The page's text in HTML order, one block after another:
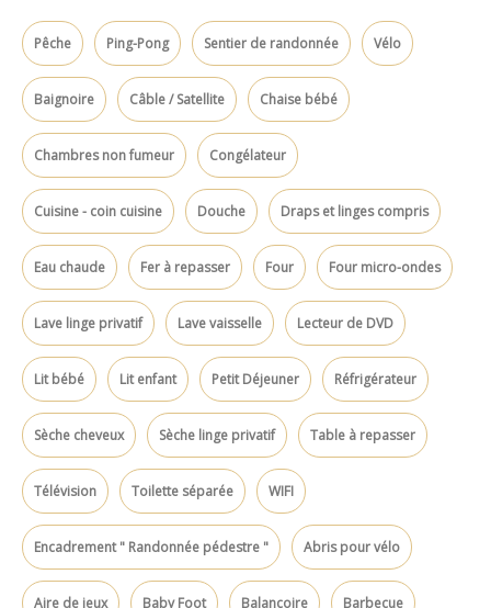
Pêche Ping-Pong Sentier de randonnée Vélo
Baignoire Câble / Satellite Chaise bébé
Chambres non fumeur Congélateur
Cuisine - coin cuisine Douche Draps et linges compris
Eau chaude Fer à repasser Four Four micro-ondes
Lave linge privatif Lave vaisselle Lecteur de DVD
Lit bébé Lit enfant Petit Déjeuner Réfrigérateur
Sèche cheveux Sèche linge privatif Table à repasser
Télévision Toilette séparée WIFI
Encadrement " Randonnée pédestre " Abris pour vélo
Aire de jeux Baby Foot Balançoire Barbecue